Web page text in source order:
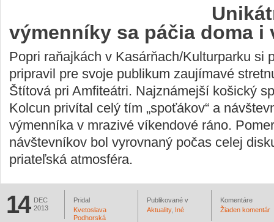
výmenníky sa páčia doma i
Popri raňajkách v Kasárňach/Kulturparku si
pripravil pre svoje publikum zaujímavé
Štítová pri Amfiteátri. Najznámejší košický
Kolcun privítal celý tím „spoťákov“ a
výmenníka v mrazivé víkendové ráno.
návštevníkov bol vyrovnaný počas celej
priateľská atmosféra.
14
DEC
2013
Pridal
Kvetoslava
Podhorská
Publikované v
Aktuality, Iné
Komentáre
Žiaden komentár